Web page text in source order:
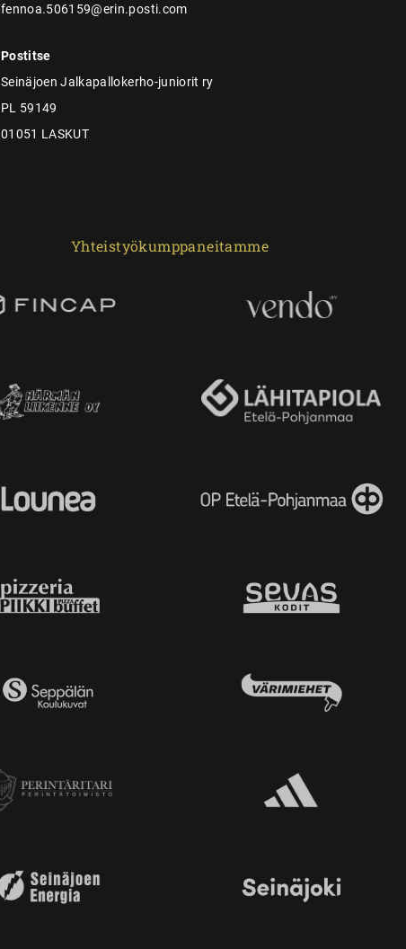
fennoa.506159@erin.posti.com
Postitse
Seinäjoen Jalkapallokerho-juniorit ry
PL 59149
01051 LASKUT
Yhteistyökumppaneitamme